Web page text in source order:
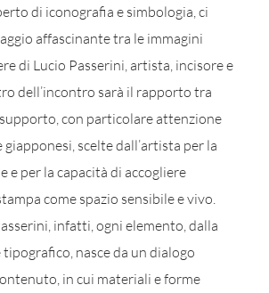
di iconografia e simbologia, ci
affascinante tra le immagini
di Lucio Passerini, artista, incisore e
dell’incontro sarà il rapporto tra
con particolare attenzione
giapponesi, scelte dall’artista per la
e per la capacità di accogliere
come spazio sensibile e vivo.
infatti, ogni elemento, dalla
nasce da un dialogo
in cui materiali e forme